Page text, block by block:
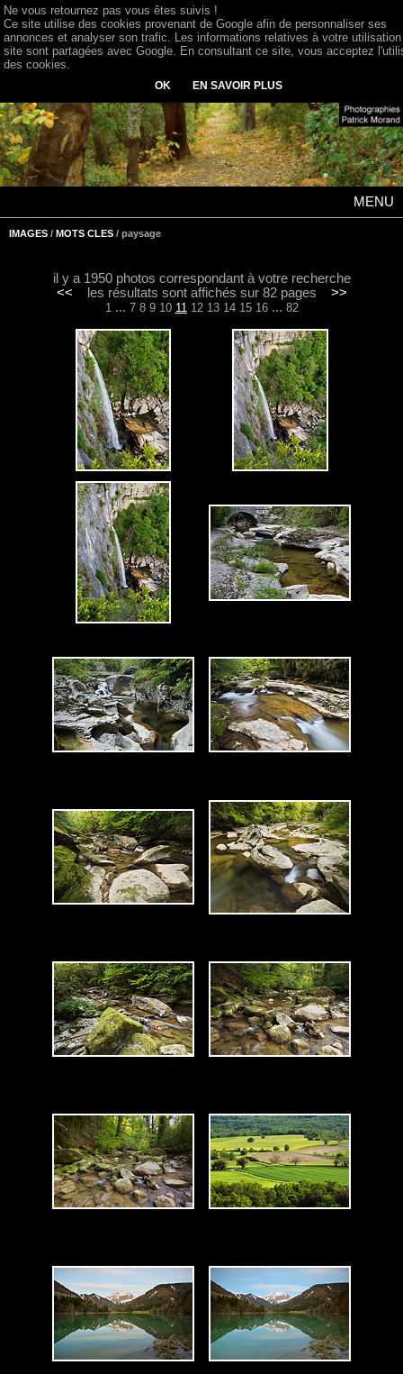
MENU
IMAGES / MOTS CLES / paysage
il y a 1950 photos correspondant à votre recherche
<< les résultats sont affichés sur 82 pages >>
1 ... 7 8 9 10 11 12 13 14 15 16... 82
Ne vous retournez pas vous êtes suivis !
Ce site utilise des cookies provenant de Google afin de personnaliser ses
annonces et analyser son trafic. Les informations relatives à votre
site sont partagées avec Google. En consultant ce site, vous acceptez
des cookies.
OK EN SAVOIR PLUS